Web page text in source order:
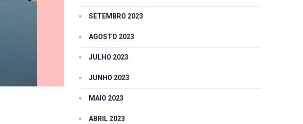
SETEMBRO 2023
AGOSTO 2023
JULHO 2023
JUNHO 2023
MAIO 2023
ABRIL 2023